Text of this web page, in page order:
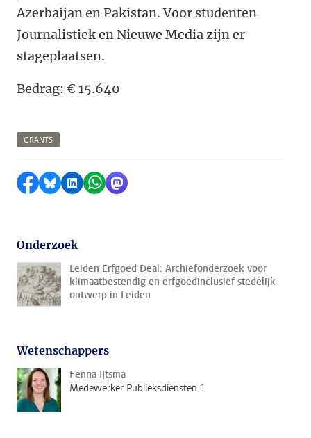
Azerbaijan en Pakistan. Voor studenten
Journalistiek en Nieuwe Media zijn er
stageplaatsen.
Bedrag: € 15.640
GRANTS
Delen op Facebook
Delen via Bluesky
Delen op LinkedIn
Delen via WhatsApp
Delen via Mastodon
Onderzoek
Leiden Erfgoed Deal: Archiefonderzoek voor
klimaatbestendig en erfgoedinclusief stedelijk
ontwerp in Leiden
Wetenschappers
Fenna IJtsma
Medewerker Publieksdiensten 1